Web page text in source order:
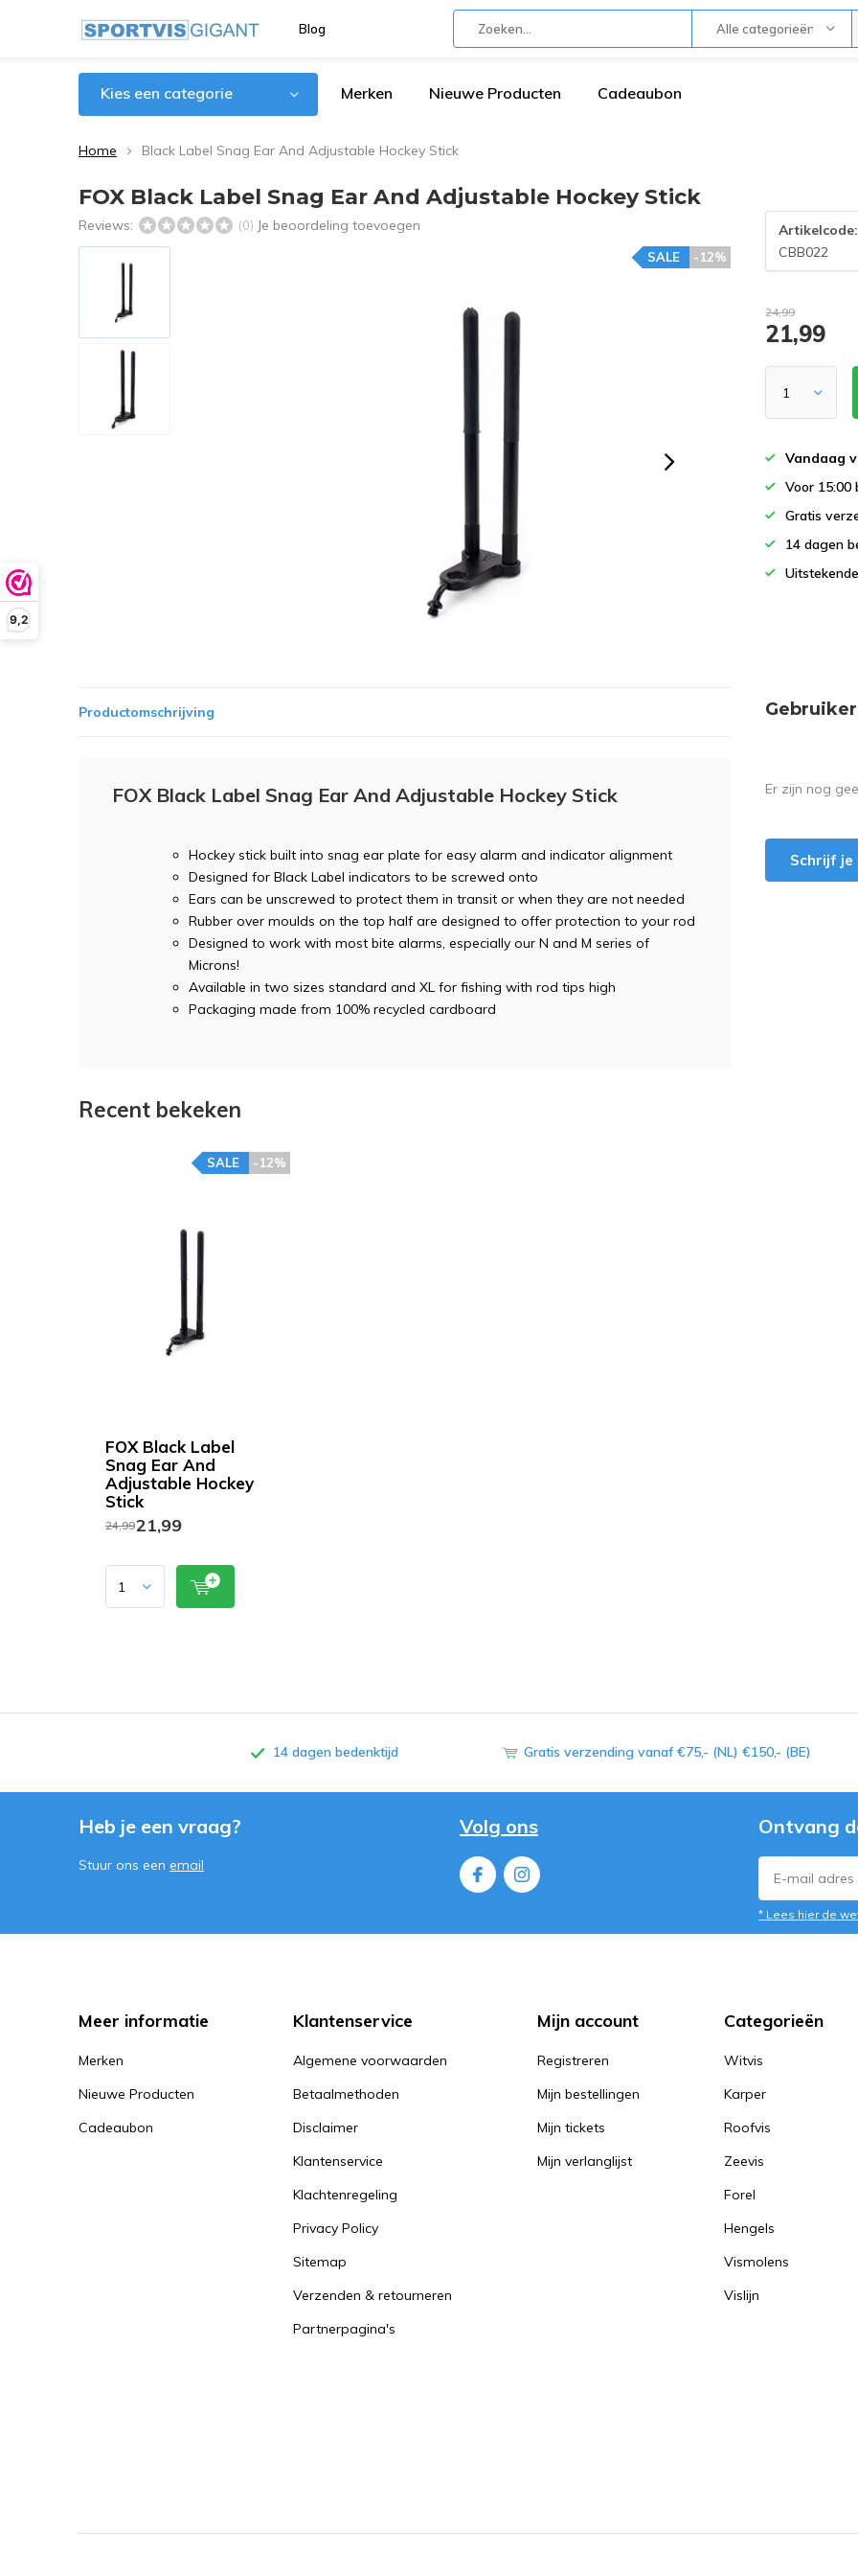
9,2
Blog Alle categorieën
Kies een categorie Merken Nieuwe Producten Cadeaubon
Home Black Label Snag Ear And Adjustable Hockey Stick
FOX Black Label Snag Ear And Adjustable Hockey Stick
Reviews: (0) Je beoordeling toevoegen
-12%
SALE
Artikelcode:
CBB022
24,99
21,99
Vandaag
Voor 15:00
Gratis
14 dagen
Productomschrijving
FOX Black Label Snag Ear And Adjustable Hockey Stick
Hockey stick built into snag ear plate for easy alarm and indicator alignment
Designed for Black Label indicators to be screwed onto
Ears can be unscrewed to protect them in transit or when they are not needed
Rubber over moulds on the top half are designed to offer protection to your rod
Designed to work with most bite alarms, especially our N and M series of
Microns!
Available in two sizes standard and XL for fishing with rod tips high
Packaging made from 100% recycled cardboard
Er zijn nog
Schrijf
Recent bekeken
FOX Black Label
Snag Ear And
Adjustable Hockey
Stick
-12%
SALE
24,9921,99
14 dagen bedenktijd Gratis verzending vanaf €75,- (NL) €150,- (BE)
Heb je een vraag?
Stuur ons een email
Volg ons Ontvang
* Lees hier de
Meer informatie
Merken
Nieuwe Producten
Cadeaubon
Klantenservice
Algemene voorwaarden
Betaalmethoden
Disclaimer
Klantenservice
Klachtenregeling
Privacy Policy
Sitemap
Verzenden & retourneren
Partnerpagina's
Mijn account
Registreren
Mijn bestellingen
Mijn tickets
Mijn verlanglijst
Categorieën
Witvis
Karper
Roofvis
Zeevis
Forel
Hengels
Vismolens
Vislijn